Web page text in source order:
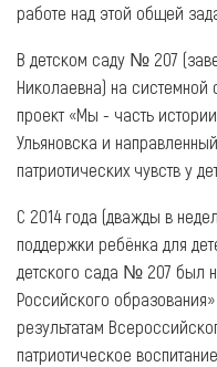
работе над этой общей
В детском саду № 207
Николаевна) на системной
проект «Мы - часть
Ульяновска и
патриотических чувств у
С 2014 года (дважды в
поддержки ребёнка для
детского сада № 207 был
Российского
результатам
патриотическое